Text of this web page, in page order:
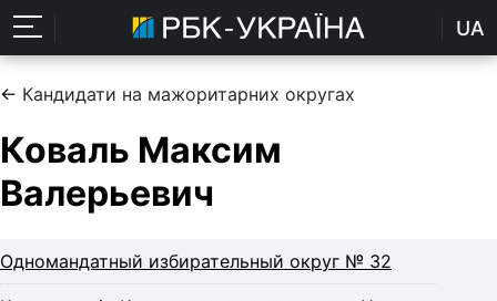
UA
← Кандидати на мажоритарних округах
Коваль Максим
Валерьевич
Одномандатный избирательный округ № 32